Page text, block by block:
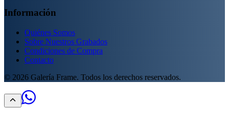
Información
Quiénes Somos
Sobre Nuestros Grabados
Condiciones de Compra
Contacto
© 2026 Galería Frame. Todos los derechos reservados.